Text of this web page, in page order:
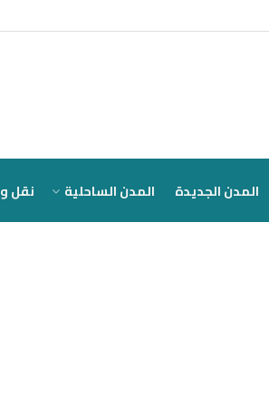
المدن الجديدة المدن الساحلية نقل